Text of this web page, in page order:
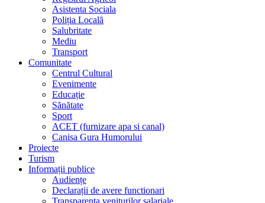
Asistenta Sociala
Poliția Locală
Salubritate
Mediu
Transport
Comunitate
Centrul Cultural
Evenimente
Educație
Sănătate
Sport
ACET (furnizare apa si canal)
Canisa Gura Humorului
Proiecte
Turism
Informații publice
Audiențe
Declarații de avere functionari
Transparenta veniturilor salariale